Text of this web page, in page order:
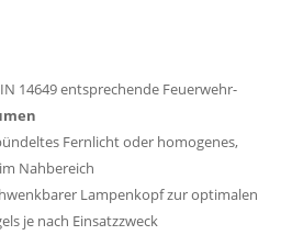
14649 entsprechende Feuerwehr-
Fernlicht oder homogenes,
Nahbereich
Lampenkopf zur optimalen
je nach Einsatzzweck